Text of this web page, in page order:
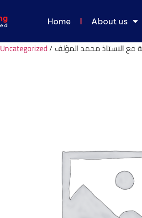
Home About us
Uncategorized مع الاستاذ محمد المؤلف